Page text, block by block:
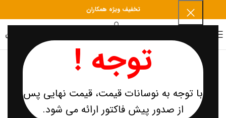
توجه !
با توجه به نوسانات قیمت، قیمت نهایی پس
از صدور پیش فاکتور ارائه می شود.
تخفیف ویژه همکاران
تومان
-9%